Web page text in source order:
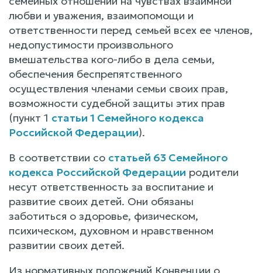
любви и уважения, взаимопомощи и
ответственности перед семьей всех ее членов,
недопустимости произвольного
вмешательства кого-либо в дела семьи,
обеспечения беспрепятственного
осуществления членами семьи своих прав,
возможности судебной защиты этих прав
(пункт 1 статьи 1 Семейного кодекса
Российской Федерации).
В соответствии со статьей 63 Семейного
кодекса Российской Федерации родители
несут ответственность за воспитание и
развитие своих детей. Они обязаны
заботиться о здоровье, физическом,
психическом, духовном и нравственном
развитии своих детей.
Из нормативных положений Конвенции о